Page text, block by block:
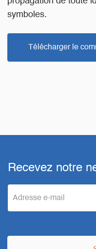
symboles.
Télécharger le
Recevez notre
e